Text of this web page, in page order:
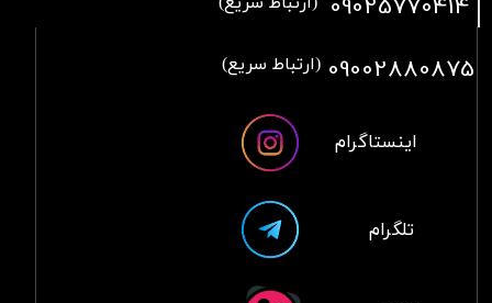
09002880875 (ارتباط سریع)
تلگرام
اینستاگرام